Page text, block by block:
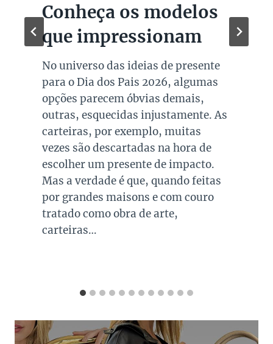
Conheça os modelos
que impressionam
No universo das ideias de presente
para o Dia dos Pais 2026, algumas
opções parecem óbvias demais,
outras, esquecidas injustamente. As
carteiras, por exemplo, muitas
vezes são descartadas na hora de
escolher um presente de impacto.
Mas a verdade é que, quando feitas
por grandes maisons e com couro
tratado como obra de arte,
carteiras…